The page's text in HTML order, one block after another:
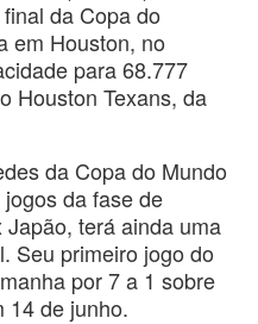
da Copa do
em Houston, no
para 68.777
Houston Texans, da
da Copa do Mundo
da fase de
terá ainda uma
Seu primeiro jogo do
por 7 a 1 sobre
14 de junho.